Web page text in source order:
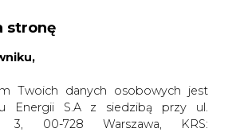
A A
stronę
Twoich danych osobowych jest
Energii S.A z siedzibą przy ul.
3, 00-728 Warszawa, KRS: